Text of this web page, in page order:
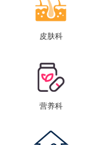
皮肤科
营养科